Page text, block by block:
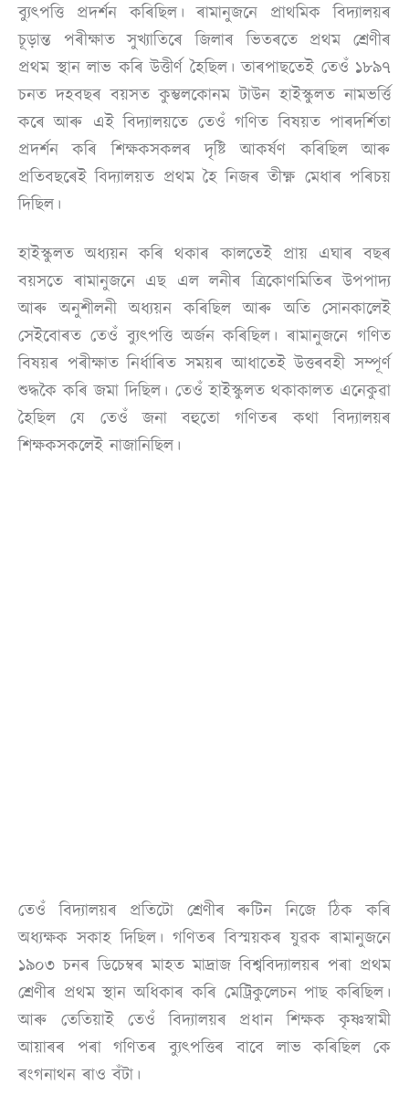
ব্যুৎপত্তি প্ৰদৰ্শন কৰিছিল। ৰামানুজনে প্ৰাথমিক বিদ্যালয়ৰ
চূড়ান্ত পৰীক্ষাত সুখ্যাতিৰে জিলাৰ ভিতৰতে প্ৰথম শ্ৰেণীৰ
প্ৰথম স্থান লাভ কৰি উত্তীৰ্ণ হৈছিল। তাৰপাছতেই তেওঁ ১৮৯৭
চনত দহবছৰ বয়সত কুম্ভলকোনম টাউন হাইস্কুলত নামভৰ্ত্তি
কৰে আৰু এই বিদ্যালয়তে তেওঁ গণিত বিষয়ত পাৰদৰ্শিতা
প্ৰদৰ্শন কৰি শিক্ষকসকলৰ দৃষ্টি আকৰ্ষণ কৰিছিল আৰু
প্ৰতিবছৰেই বিদ্যালয়ত প্ৰথম হৈ নিজৰ তীক্ষ্ণ মেধাৰ পৰিচয়
দিছিল।
হাইস্কুলত অধ্যয়ন কৰি থকাৰ কালতেই প্ৰায় এঘাৰ বছৰ
বয়সতে ৰামানুজনে এছ এল লনীৰ ত্ৰিকোণমিতিৰ উপপাদ্য
আৰু অনুশীলনী অধ্যয়ন কৰিছিল আৰু অতি সোনকালেই
সেইবোৰত তেওঁ ব্যুৎপত্তি অৰ্জন কৰিছিল। ৰামানুজনে গণিত
বিষয়ৰ পৰীক্ষাত নিৰ্ধাৰিত সময়ৰ আধাতেই উত্তৰবহী সম্পূৰ্ণ
শুদ্ধকৈ কৰি জমা দিছিল। তেওঁ হাইস্কুলত থকাকালত এনেকুৱা
হৈছিল যে তেওঁ জনা বহুতো গণিতৰ কথা বিদ্যালয়ৰ
শিক্ষকসকলেই নাজানিছিল।
তেওঁ বিদ্যালয়ৰ প্ৰতিটো শ্ৰেণীৰ ৰুটিন নিজে ঠিক কৰি
অধ্যক্ষক সকাহ দিছিল। গণিতৰ বিস্ময়কৰ যুৱক ৰামানুজনে
১৯০৩ চনৰ ডিচেম্বৰ মাহত মাদ্ৰাজ বিশ্ববিদ্যালয়ৰ পৰা প্ৰথম
শ্ৰেণীৰ প্ৰথম স্থান অধিকাৰ কৰি মেট্ৰিকুলেচন পাছ কৰিছিল।
আৰু তেতিয়াই তেওঁ বিদ্যালয়ৰ প্ৰধান শিক্ষক কৃষ্ণস্বামী
আয়াৰৰ পৰা গণিতৰ ব্যুৎপত্তিৰ বাবে লাভ কৰিছিল কে
ৰংগনাথন ৰাও বঁটা।